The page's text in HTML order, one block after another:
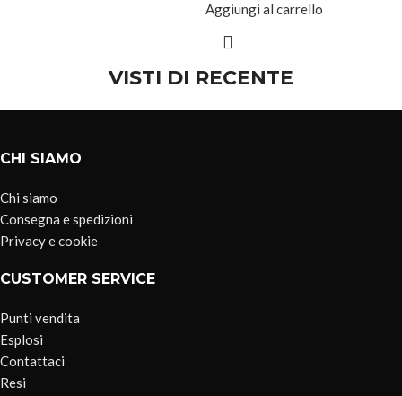
Aggiungi al carrello
VISTI DI RECENTE
CHI SIAMO
Chi siamo
Consegna e spedizioni
Privacy e cookie
CUSTOMER SERVICE
Punti vendita
Esplosi
Contattaci
Resi